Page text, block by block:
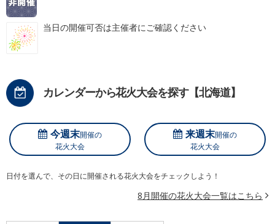
当日の開催可否は主催者にご確認ください
カレンダーから花火大会を探す【北海道】
今週末開催の
花火大会
来週末開催の
花火大会
日付を選んで、その日に開催される花火大会をチェックしよう！
8月開催の花火大会一覧はこちら